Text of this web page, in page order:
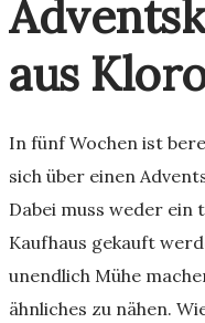
aus
In fünf Wochen ist
sich über einen
Dabei muss weder ein
Kaufhaus gekauft
unendlich Mühe
ähnliches zu nähen.